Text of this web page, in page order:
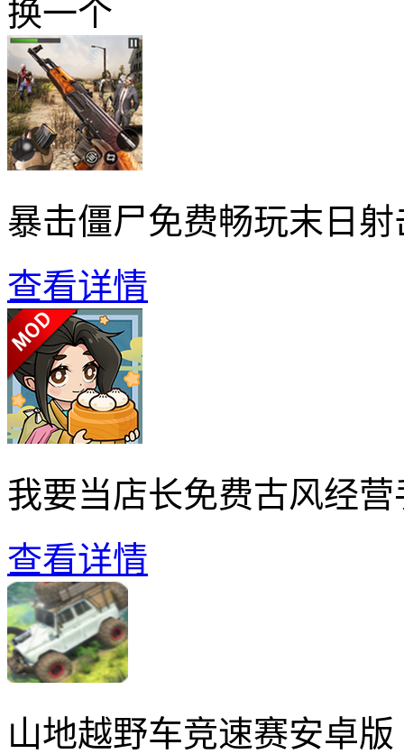
换一个
暴击僵尸免费畅玩末日射
查看详情
我要当店长免费古风经营
查看详情
山地越野车竞速赛安卓版